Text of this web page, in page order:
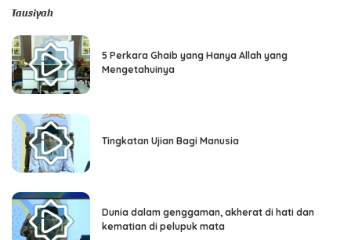
Tausiyah
5 Perkara Ghaib yang Hanya Allah yang
Mengetahuinya
Tingkatan Ujian Bagi Manusia
Dunia dalam genggaman, akherat di hati dan
kematian di pelupuk mata